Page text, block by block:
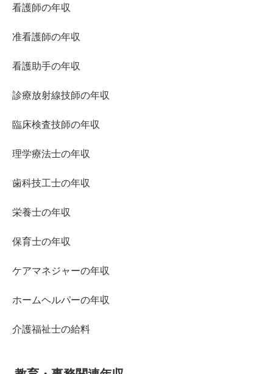
看護師の年収
准看護師の年収
看護助手の年収
診療放射線技師の年収
臨床検査技師の年収
理学療法士の年収
歯科技工士の年収
栄養士の年収
保育士の年収
ケアマネジャーの年収
ホームヘルパーの年収
介護福祉士の給料